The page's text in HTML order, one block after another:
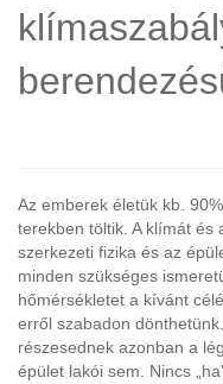
Az emberek életük kb.
terekben töltik. A klímát és
szerkezeti fizika és az
minden szükséges
hőmérsékletet a kívánt
erről szabadon
részesednek azonban a
épület lakói sem. Nincs